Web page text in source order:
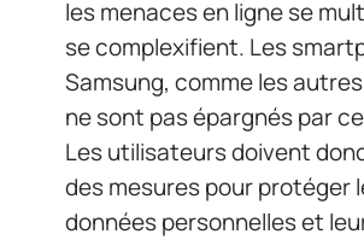
les menaces en ligne se
se complexifient. Les
Samsung, comme les
ne sont pas épargnés par
Les utilisateurs doivent
des mesures pour protéger
données personnelles et